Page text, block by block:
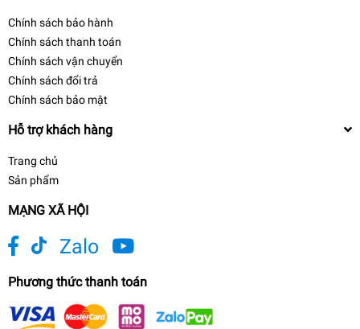
Chính sách bảo hành
Chính sách thanh toán
Chính sách vận chuyển
Chính sách đổi trả
Chính sách bảo mật
Hỗ trợ khách hàng
Trang chủ
Sản phẩm
MẠNG XÃ HỘI
Zalo
Phương thức thanh toán